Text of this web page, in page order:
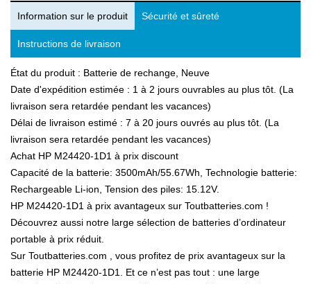
Information sur le produit Sécurité et sûreté
Instructions de livraison
État du produit : Batterie de rechange, Neuve
Date d'expédition estimée : 1 à 2 jours ouvrables au plus tôt. (La
livraison sera retardée pendant les vacances)
Délai de livraison estimé : 7 à 20 jours ouvrés au plus tôt. (La
livraison sera retardée pendant les vacances)
Achat HP M24420-1D1 à prix discount
Capacité de la batterie: 3500mAh/55.67Wh, Technologie batterie:
Rechargeable Li-ion, Tension des piles: 15.12V.
HP M24420-1D1 à prix avantageux sur Toutbatteries.com !
Découvrez aussi notre large sélection de batteries d’ordinateur
portable à prix réduit.
Sur Toutbatteries.com , vous profitez de prix avantageux sur la
batterie HP M24420-1D1. Et ce n’est pas tout : une large